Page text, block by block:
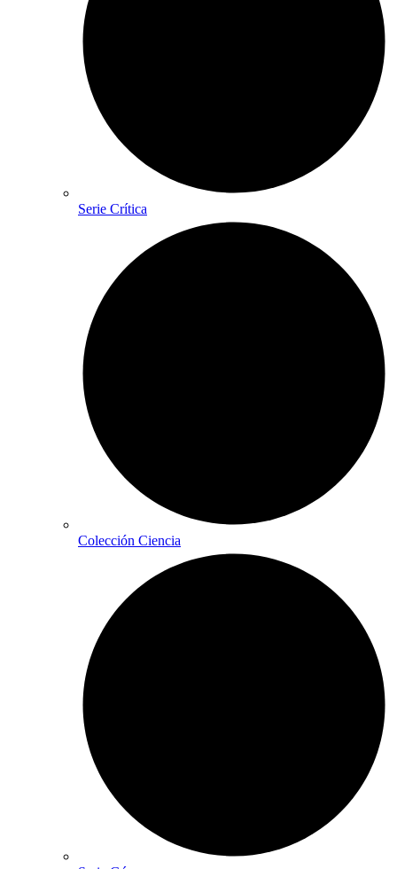
Serie Crítica
Colección Ciencia